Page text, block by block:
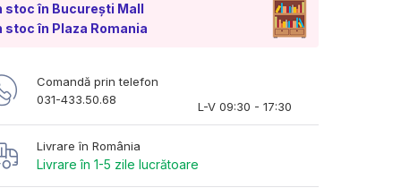
stoc în București Mall
stoc în Plaza Romania
Comandă prin telefon
031-433.50.68
L-V 09:30 - 17:30
Livrare în România
Livrare în 1-5 zile lucrătoare